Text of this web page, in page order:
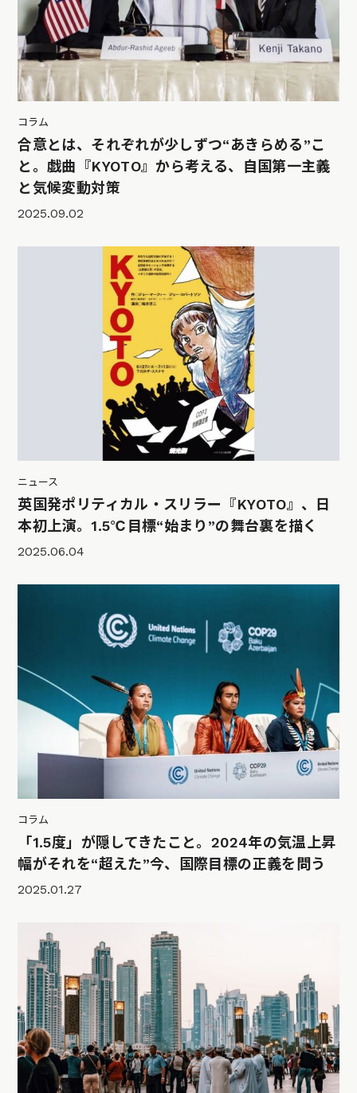
コラム
合意とは、それぞれが少しずつ“あきらめる”こ
と。戯曲『KYOTO』から考える、自国第一主義
と気候変動対策
2025.09.02
ニュース
英国発ポリティカル・スリラー『KYOTO』、日
本初上演。1.5℃目標“始まり”の舞台裏を描く
2025.06.04
コラム
「1.5度」が隠してきたこと。2024年の気温上昇
幅がそれを“超えた”今、国際目標の正義を問う
2025.01.27